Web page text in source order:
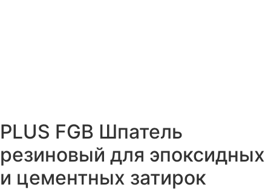
PLUS FGB Шпатель
резиновый для эпоксидных
и цементных затирок